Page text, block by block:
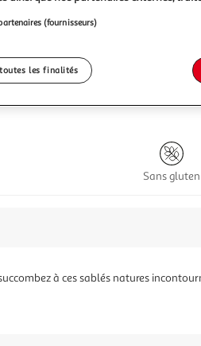
Sans gluten
à ces sablés natures
(fournisseurs)
les finalités